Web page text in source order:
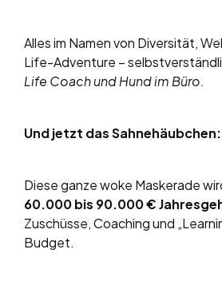
Alles im Namen von Diversität,
Life-Adventure –
Life Coach und Hund im Büro.
Und jetzt das Sahnehäubchen:
Diese ganze woke Maskerade
60.000 bis 90.000 €
Zuschüsse, Coaching und
Budget.